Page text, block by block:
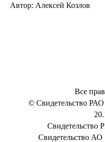
Автор: Алексей Козлов
Все
© Свидетельство
Свидетельство